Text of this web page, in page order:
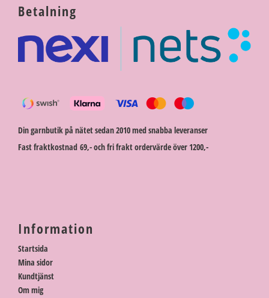
Betalning
Din garnbutik på nätet sedan 2010 med snabba leveranser
Fast fraktkostnad 69,- och fri frakt ordervärde över 1200,-
Information
Startsida
Mina sidor
Kundtjänst
Om mig